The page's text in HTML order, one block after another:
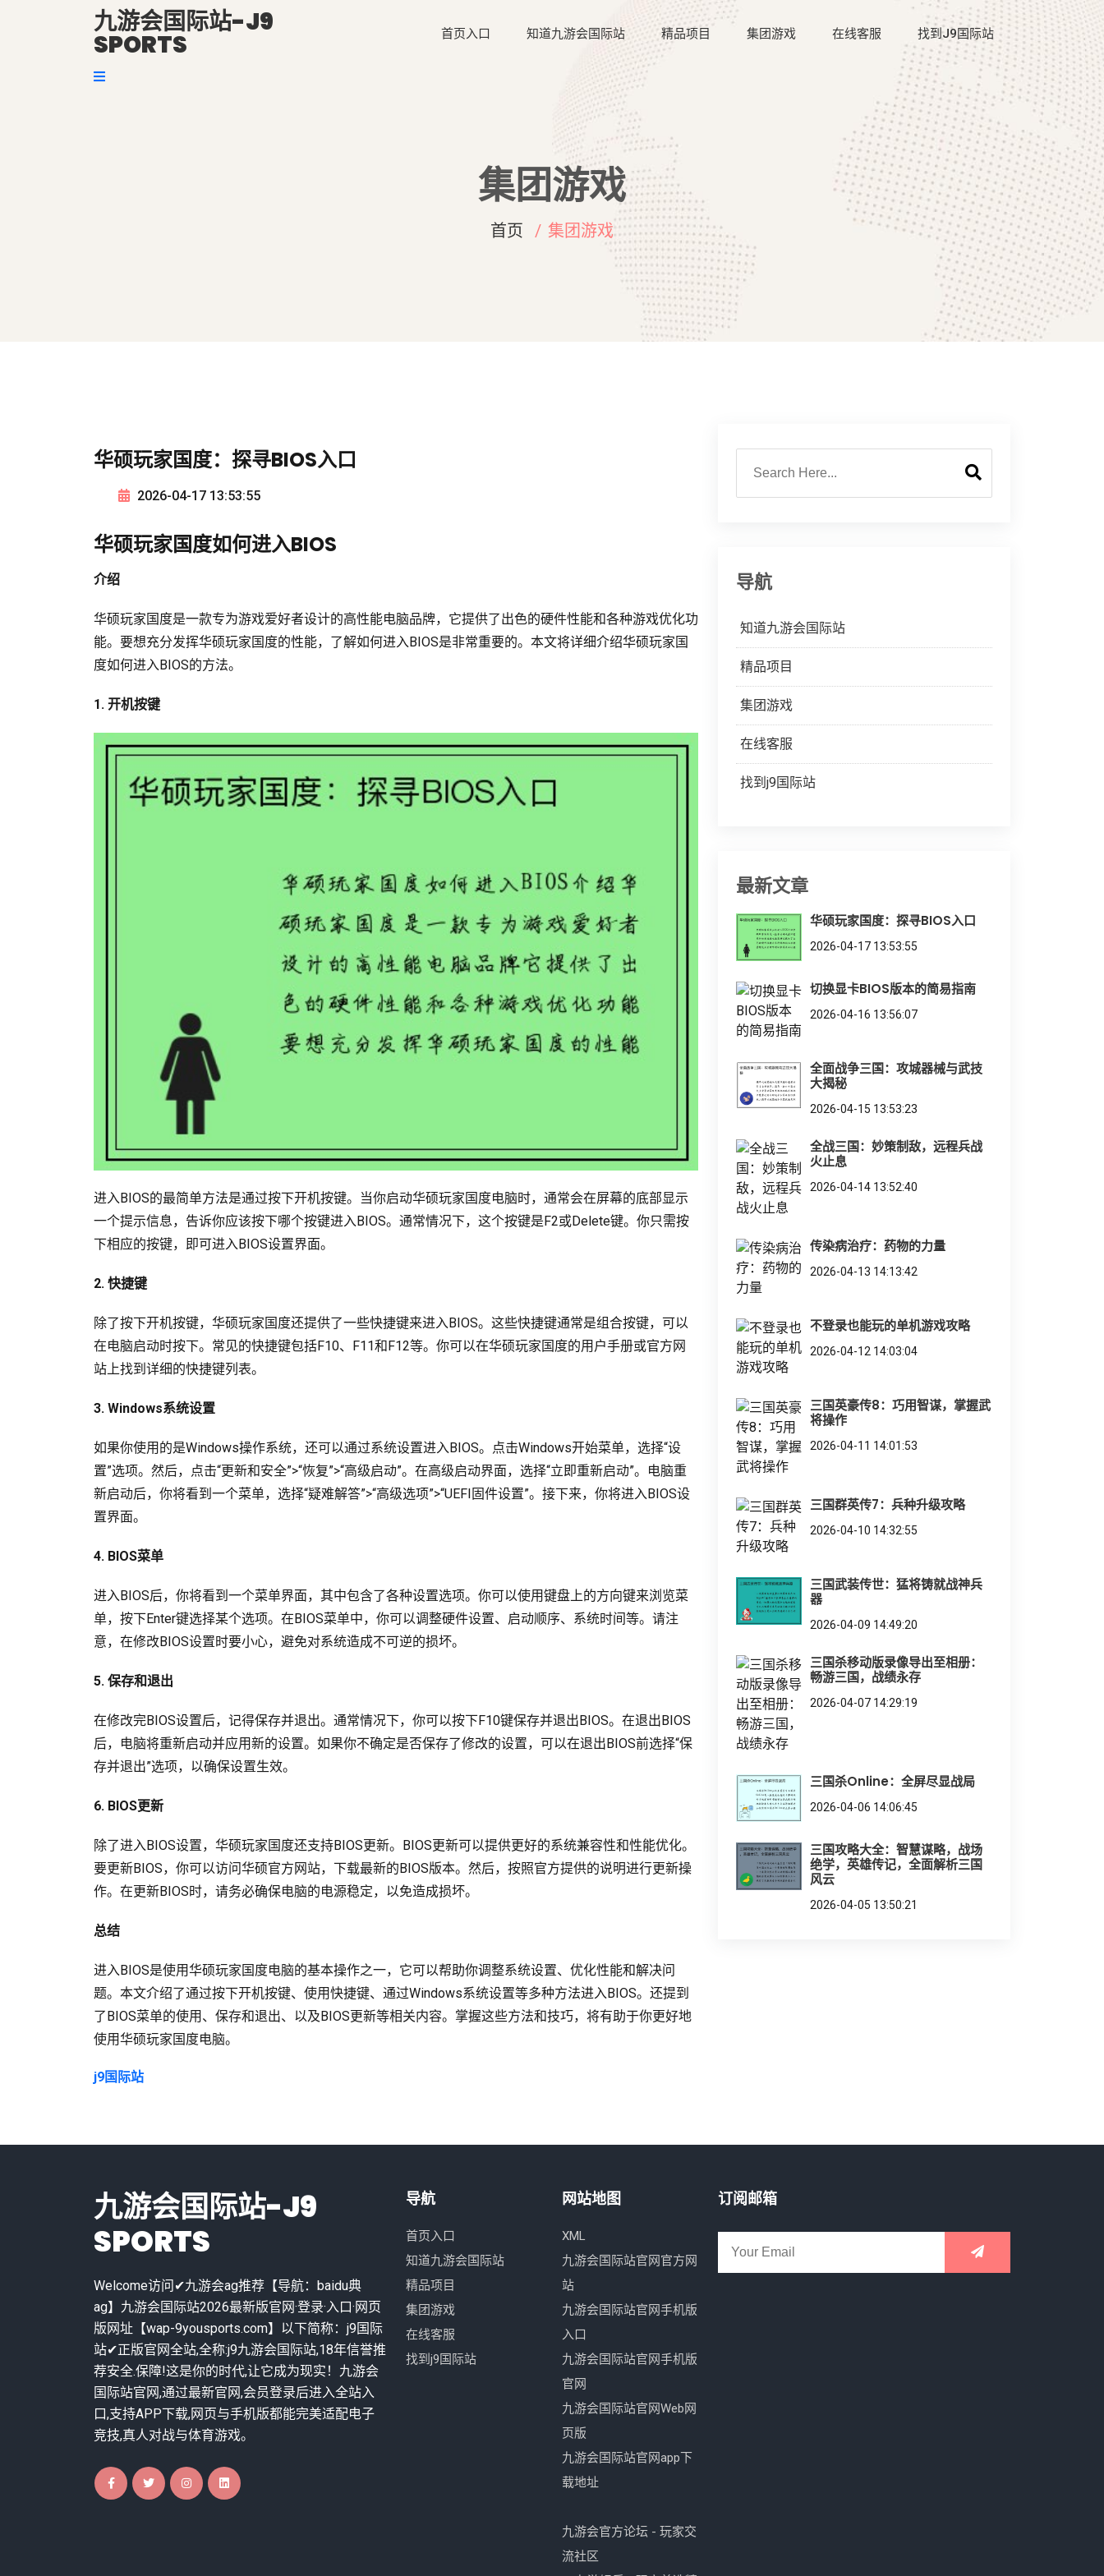
九游会国际站-J9
SPORTS 首页入口 知道九游会国际站 精品项目 集团游戏 在线客服 找到J9国际站
集团游戏
首页 集团游戏
华硕玩家国度：探寻BIOS入口
2026-04-17 13:53:55
华硕玩家国度如何进入BIOS
介绍
华硕玩家国度是一款专为游戏爱好者设计的高性能电脑品牌，它提供了出色的硬件性能和各种游戏优化功
能。要想充分发挥华硕玩家国度的性能，了解如何进入BIOS是非常重要的。本文将详细介绍华硕玩家国
度如何进入BIOS的方法。
1. 开机按键
进入BIOS的最简单方法是通过按下开机按键。当你启动华硕玩家国度电脑时，通常会在屏幕的底部显示
一个提示信息，告诉你应该按下哪个按键进入BIOS。通常情况下，这个按键是F2或Delete键。你只需按
下相应的按键，即可进入BIOS设置界面。
2. 快捷键
除了按下开机按键，华硕玩家国度还提供了一些快捷键来进入BIOS。这些快捷键通常是组合按键，可以
在电脑启动时按下。常见的快捷键包括F10、F11和F12等。你可以在华硕玩家国度的用户手册或官方网
站上找到详细的快捷键列表。
3. Windows系统设置
如果你使用的是Windows操作系统，还可以通过系统设置进入BIOS。点击Windows开始菜单，选择“设
置”选项。然后，点击“更新和安全”>“恢复”>“高级启动”。在高级启动界面，选择“立即重新启动”。电脑重
新启动后，你将看到一个菜单，选择“疑难解答”>“高级选项”>“UEFI固件设置”。接下来，你将进入BIOS设
置界面。
4. BIOS菜单
进入BIOS后，你将看到一个菜单界面，其中包含了各种设置选项。你可以使用键盘上的方向键来浏览菜
单，按下Enter键选择某个选项。在BIOS菜单中，你可以调整硬件设置、启动顺序、系统时间等。请注
意，在修改BIOS设置时要小心，避免对系统造成不可逆的损坏。
5. 保存和退出
在修改完BIOS设置后，记得保存并退出。通常情况下，你可以按下F10键保存并退出BIOS。在退出BIOS
后，电脑将重新启动并应用新的设置。如果你不确定是否保存了修改的设置，可以在退出BIOS前选择“保
存并退出”选项，以确保设置生效。
6. BIOS更新
除了进入BIOS设置，华硕玩家国度还支持BIOS更新。BIOS更新可以提供更好的系统兼容性和性能优化。
要更新BIOS，你可以访问华硕官方网站，下载最新的BIOS版本。然后，按照官方提供的说明进行更新操
作。在更新BIOS时，请务必确保电脑的电源稳定，以免造成损坏。
总结
进入BIOS是使用华硕玩家国度电脑的基本操作之一，它可以帮助你调整系统设置、优化性能和解决问
题。本文介绍了通过按下开机按键、使用快捷键、通过Windows系统设置等多种方法进入BIOS。还提到
了BIOS菜单的使用、保存和退出、以及BIOS更新等相关内容。掌握这些方法和技巧，将有助于你更好地
使用华硕玩家国度电脑。
j9国际站
导航
知道九游会国际站
精品项目
集团游戏
在线客服
找到j9国际站
最新文章
华硕玩家国度：探寻BIOS入口
2026-04-17 13:53:55
切换显卡BIOS版本的简易指南
2026-04-16 13:56:07
全面战争三国：攻城器械与武技
大揭秘
2026-04-15 13:53:23
全战三国：妙策制敌，远程兵战
火止息
2026-04-14 13:52:40
传染病治疗：药物的力量
2026-04-13 14:13:42
不登录也能玩的单机游戏攻略
2026-04-12 14:03:04
三国英豪传8：巧用智谋，掌握武
将操作
2026-04-11 14:01:53
三国群英传7：兵种升级攻略
2026-04-10 14:32:55
三国武装传世：猛将铸就战神兵
器
2026-04-09 14:49:20
三国杀移动版录像导出至相册：
畅游三国，战绩永存
2026-04-07 14:29:19
三国杀Online：全屏尽显战局
2026-04-06 14:06:45
三国攻略大全：智慧谋略，战场
绝学，英雄传记，全面解析三国
风云
2026-04-05 13:50:21
九游会国际站-J9
SPORTS
Welcome访问✔九游会ag推荐【导航：baidu典
ag】九游会国际站2026最新版官网·登录·入口·网页
版网址【wap-9yousports.com】以下简称：j9国际
站✔正版官网全站,全称:j9九游会国际站,18年信誉推
荐安全.保障!这是你的时代,让它成为现实！九游会
国际站官网,通过最新官网,会员登录后进入全站入
口,支持APP下载,网页与手机版都能完美适配电子
竞技,真人对战与体育游戏。
导航
首页入口
知道九游会国际站
精品项目
集团游戏
在线客服
找到j9国际站
网站地图
XML
九游会国际站官网官方网
站
九游会国际站官网手机版
入口
九游会国际站官网手机版
官网
九游会国际站官网Web网
页版
九游会国际站官网app下
载地址
九游会官方论坛 - 玩家交
流社区
订阅邮箱